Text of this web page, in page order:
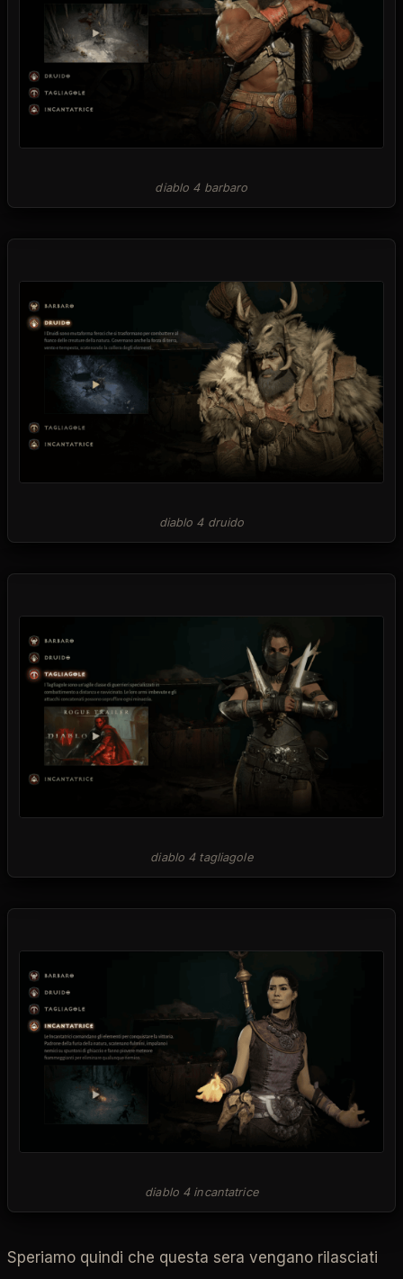
diablo 4 barbaro
diablo 4 druido
diablo 4 tagliagole
diablo 4 incantatrice
Speriamo quindi che questa sera vengano rilasciati